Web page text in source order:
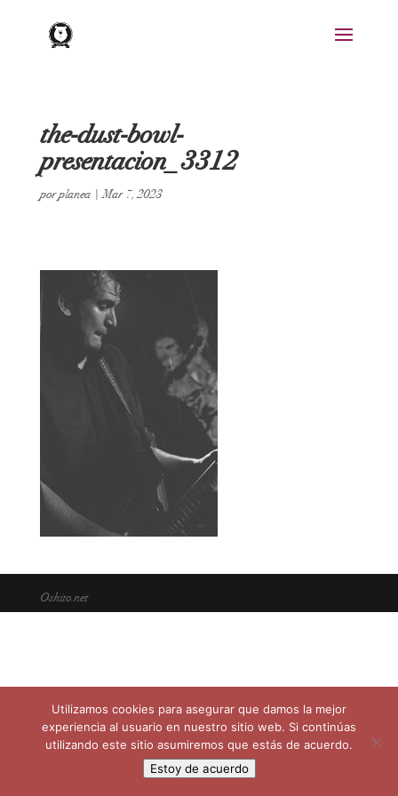
the-dust-bowl-
presentacion_3312
porplanea|Mar 7, 2023
Oshito.net
Utilizamos cookies para asegurar que damos la mejor
experiencia al usuario en nuestro sitio web. Si continúas
utilizando este sitio asumiremos que estás de acuerdo.
Estoy de acuerdo